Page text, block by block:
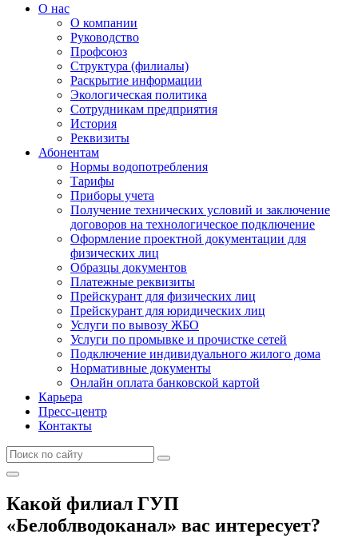
О нас
О компании
Руководство
Профсоюз
Структура (филиалы)
Раскрытие информации
Экологическая политика
Сотрудникам предприятия
История
Реквизиты
Абонентам
Нормы водопотребления
Тарифы
Приборы учета
Получение технических условий и заключение
договоров на технологическое подключение
Оформление проектной документации для
физических лиц
Образцы документов
Платежные реквизиты
Прейскурант для физических лиц
Прейскурант для юридических лиц
Услуги по вывозу ЖБО
Услуги по промывке и прочистке сетей
Подключение индивидуального жилого дома
Нормативные документы
Онлайн оплата банковской картой
Карьера
Пресс-центр
Контакты
Какой филиал ГУП
«Белоблводоканал» вас интересует?